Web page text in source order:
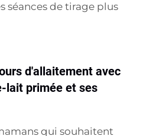
séances de tirage plus
d'allaitement avec
lait primée et ses
qui souhaitent